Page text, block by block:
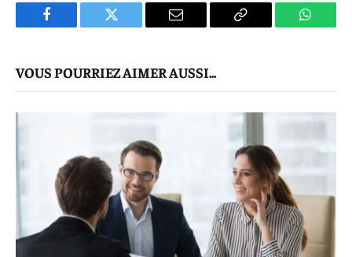
Facebook Twitter
E-
Copier
VOUS POURRIEZ AIMER AUSSI...